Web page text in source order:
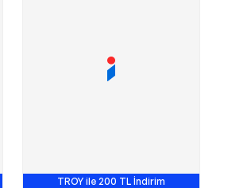
TROY ile 200 TL İndirim